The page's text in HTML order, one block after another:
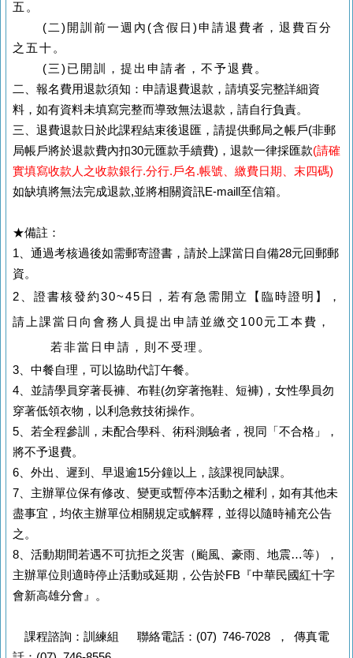
五。
(二)開訓前一週內(含假日)申請退費者，退費百分
之五十。
(三)已開訓，提出申請者，不予退費。
二、報名費用退款須知：申請退費退款，請填妥完整詳細資
料，如有資料未填寫完整而導致無法退款，請自行負責。
三、退費退款日於此課程結束後退匯，請提供郵局之帳戶(非郵
局帳戶將於退款費內扣30元匯款手續費)，退款一律採匯款(請確
實填寫收款人之收款銀行.分行.戶名.帳號、繳費日期、末四碼)
如缺填將無法完成退款,並將相關資訊E-maill至信箱。
★備註：
1、通過考核過後如需郵寄證書，請於上課當日自備28元回郵郵
資。
2、證書核發約30~45日，若有急需開立【臨時證明】，
請上課當日向會務人員提出申請並繳交100元工本費，
若非當日申請，則不受理。
3、中餐自理，可以協助代訂午餐。
4、並請學員穿著長褲、布鞋(勿穿著拖鞋、短褲)，女性學員勿
穿著低領衣物，以利急救技術操作。
5、若全程參訓，未配合學科、術科測驗者，視同「不合格」，
將不予退費。
6、外出、遲到、早退逾15分鐘以上，該課視同缺課。
7、主辦單位保有修改、變更或暫停本活動之權利，如有其他未
盡事宜，均依主辦單位相關規定或解釋，並得以隨時補充公告
之。
8、活動期間若遇不可抗拒之災害（颱風、豪雨、地震…等），
主辦單位則適時停止活動或延期，公告於FB『中華民國紅十字
會新高雄分會』。
課程諮詢：訓練組 聯絡電話：(07) 746-7028 ， 傳真電